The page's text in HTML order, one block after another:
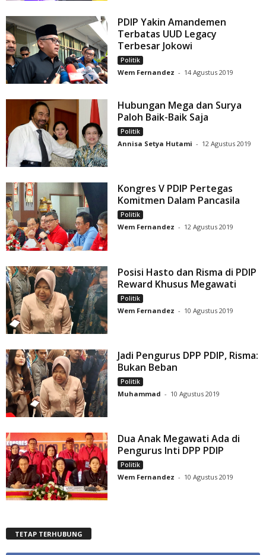
PDIP Yakin Amandemen
Terbatas UUD Legacy
Terbesar Jokowi
Politik
Wem Fernandez - 14 Agustus 2019
Hubungan Mega dan Surya
Paloh Baik-Baik Saja
Politik
Annisa Setya Hutami - 12 Agustus 2019
Kongres V PDIP Pertegas
Komitmen Dalam Pancasila
Politik
Wem Fernandez - 12 Agustus 2019
Posisi Hasto dan Risma di PDIP
Reward Khusus Megawati
Politik
Wem Fernandez - 10 Agustus 2019
Jadi Pengurus DPP PDIP, Risma:
Bukan Beban
Politik
Muhammad - 10 Agustus 2019
Dua Anak Megawati Ada di
Pengurus Inti DPP PDIP
Politik
Wem Fernandez - 10 Agustus 2019
TETAP TERHUBUNG